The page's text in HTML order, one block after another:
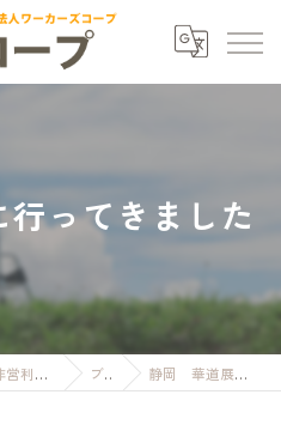
ってきました
静岡県静岡市の介護なら特定非営利活動法人ワーカーズコープ夢コープ ブログ 静岡 華道展に行ってきました